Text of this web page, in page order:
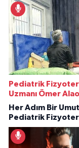
Pediatrik
Uzmanı Ömer
Her Adım Bir
Pediatrik
İlham Veren